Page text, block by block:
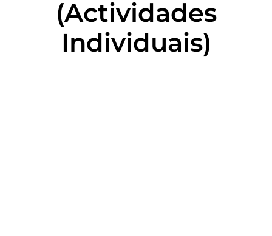
(Actividades
Individuais)